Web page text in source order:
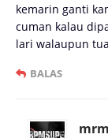
kemarin ganti
cuman kalau
lari walaupun
BALAS